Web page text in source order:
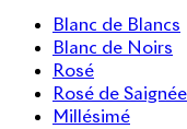
Blanc de Blancs
Blanc de Noirs
Rosé
Rosé de Saignée
Millésimé